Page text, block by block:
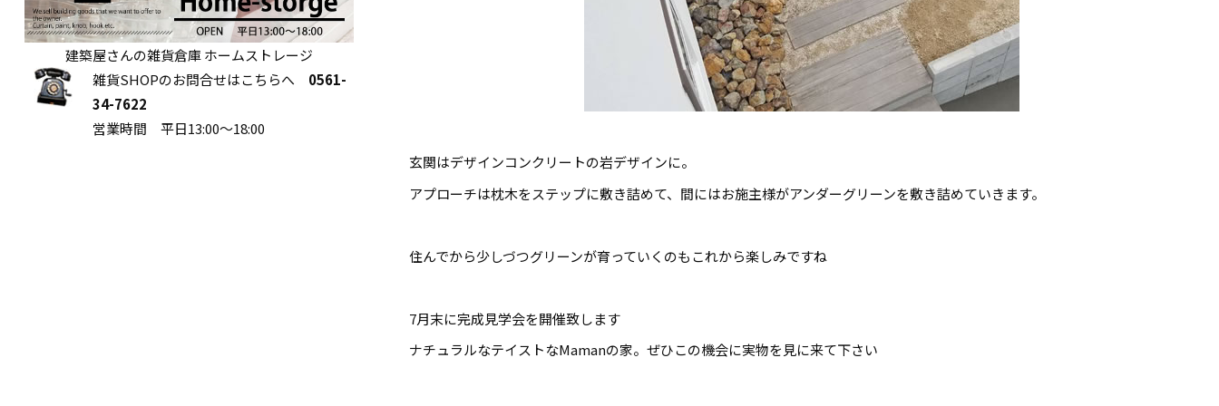
玄関はデザインコンクリートの岩デザインに。
アプローチは枕木をステップに敷き詰めて、間にはお施主様がアンダーグリーンを敷き詰めていきます。
住んでから少しづつグリーンが育っていくのもこれから楽しみですね
7月末に完成見学会を開催致します
ナチュラルなテイストなMamanの家。ぜひこの機会に実物を見に来て下さい
建築屋さんの雑貨倉庫 ホームストレージ
雑貨SHOPのお問合せはこちらへ 0561-
34-7622
営業時間 平日13:00～18:00